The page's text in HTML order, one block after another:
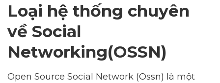
Loại hệ thống chuyên
về Social
Networking(OSSN)
Open Source Social Network (Ossn) là một